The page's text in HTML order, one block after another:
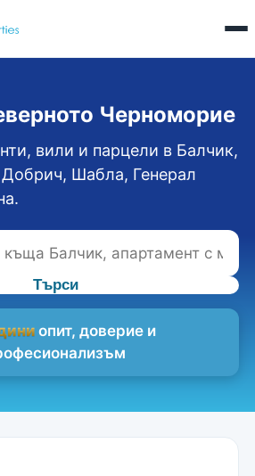
Черноморие
вили и парцели в Балчик,
Шабла, Генерал
Търси
опит, доверие и